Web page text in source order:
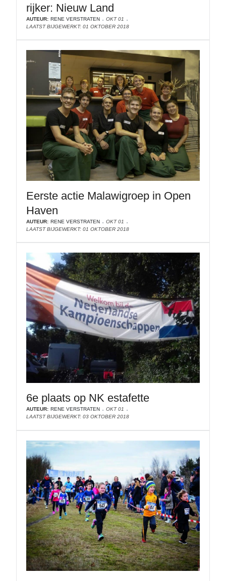
rijker: Nieuw Land
AUTEUR: RENE VERSTRATEN
OKT 01
LAATST BIJGEWERKT: 01 OKTOBER 2018
Eerste actie Malawigroep in Open
Haven
AUTEUR: RENE VERSTRATEN
OKT 01
LAATST BIJGEWERKT: 01 OKTOBER 2018
6e plaats op NK estafette
AUTEUR: RENE VERSTRATEN
OKT 01
LAATST BIJGEWERKT: 03 OKTOBER 2018